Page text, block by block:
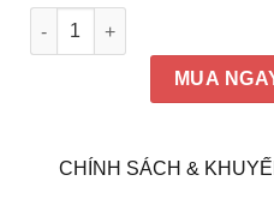
Bộ bàn ghế ăn 8 người, hình
MUA
CHÍNH SÁCH &